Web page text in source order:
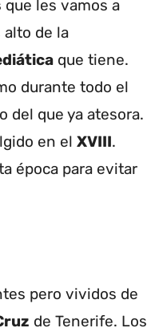
que les vamos a
alto de la
que tiene.
durante todo el
del que ya atesora.
en el XVIII.
época para evitar
pero vividos de
de Tenerife. Los